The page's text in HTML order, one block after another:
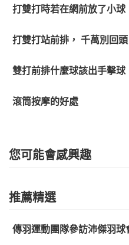
打雙打時若在網前放了小球
打雙打站前排， 千萬別回
雙打前排什麼球該出手擊
滾筒按摩的好處
您可能會感興趣
推薦精選
傳羽運動團隊參訪沛傑羽球